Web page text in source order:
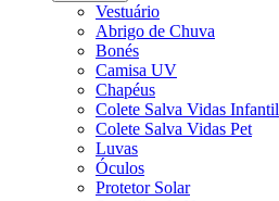
Vestuário
Abrigo de Chuva
Bonés
Camisa UV
Chapéus
Colete Salva Vidas Infantil
Colete Salva Vidas Pet
Luvas
Óculos
Protetor Solar